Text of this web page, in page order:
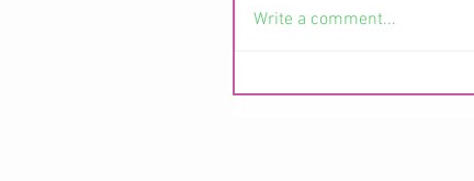
Write a comment...